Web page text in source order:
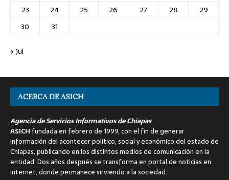
23
24 25 26 27 28
29
30
31
« Jul
ACERCA DE ASICH
Agencia de Servicios Informativos de Chiapas
ASICH fundada en febrero de 1999, con el fin de generar
información del acontecer político, social y económico del estado de
Chiapas, publicando en los distintos medios de comunicación en la
entidad. Dos años después se transforma en portal de noticias en
internet, donde permanece sirviendo a la sociedad.